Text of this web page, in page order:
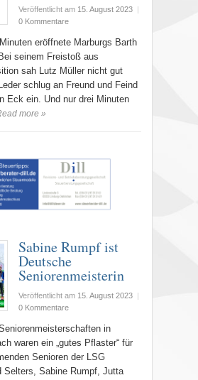
Veröffentlicht am 15. August 2023
0 Kommentare
eröffnete Marburgs Barth
seinem Freistoß aus
sah Lutz Müller nicht gut
schlug an Freund und Feind
Eck ein. Und nur drei Minuten
more »
Sabine Rumpf ist
Deutsche
Seniorenmeisterin
Veröffentlicht am 15. August 2023 |
0 Kommentare
in
waren ein „gutes Pflaster“ für
Senioren der LSG
Selters, Sabine Rumpf, Jutta